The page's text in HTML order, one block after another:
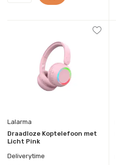
Lalarma
Draadloze Koptelefoon met
Licht Pink
Deliverytime